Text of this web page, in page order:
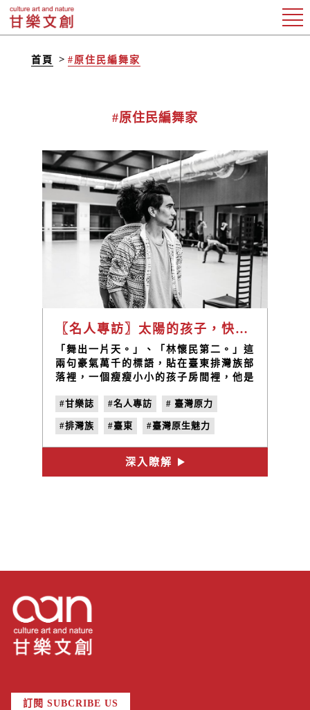
首頁 #原住民編舞家
#原住民編舞家
〖名人專訪〗太陽的孩子，快樂的勇士 / 布拉瑞揚・帕格勒法
「舞出一片天。」、「林懷民第二。」這
兩句豪氣萬千的標語，貼在臺東排灣族部
落裡，一個瘦瘦小小的孩子房間裡，他是
格勒法」。
#甘樂誌 #名人專訪 #​ 臺灣原力
#排灣族 #臺東 #臺灣原生魅力
#雲門舞集 #布拉瑞揚・帕格勒法
#原住民編舞家
深入瞭解
訂閱 SUBCRIBE US